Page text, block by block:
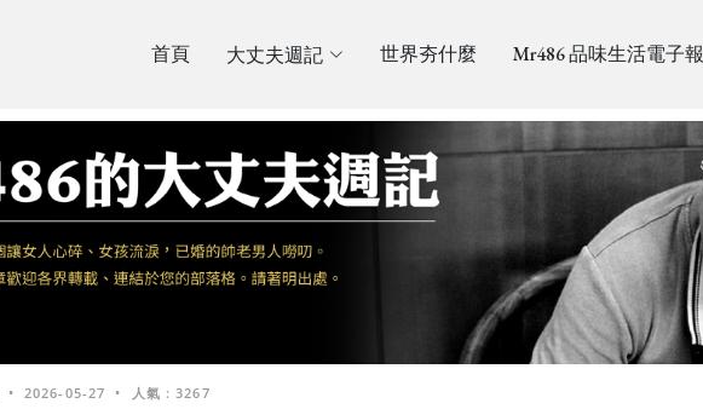
首頁 大丈夫週記 世界夯什麼 Mr486 品味生活電子報
• 2026-05-27 • 人氣 : 3267